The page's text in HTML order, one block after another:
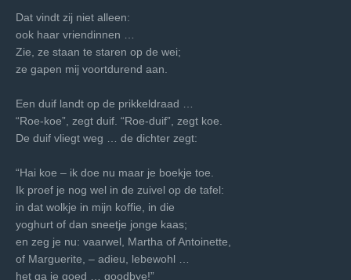
Dat vindt zij niet alleen:
ook haar vriendinnen …
Zie, ze staan te staren op de wei;
ze gapen mij voortdurend aan.
Een duif landt op de prikkeldraad …
“Roe-koe”, zegt duif. “Roe-duif”, zegt koe.
De duif vliegt weg … de dichter zegt:
“Hai koe – ik doe ­nu maar je boekje toe.
Ik proef je nog wel in de zuivel op de tafel:
in dat wolkje in mijn koffie, in die
yoghurt of dan sneetje jonge kaas;
en zeg je nu: vaarwel, Martha of Antoinette,
of Marguerite, – adieu, lebewohl …
het ga je goed … goodbye!”